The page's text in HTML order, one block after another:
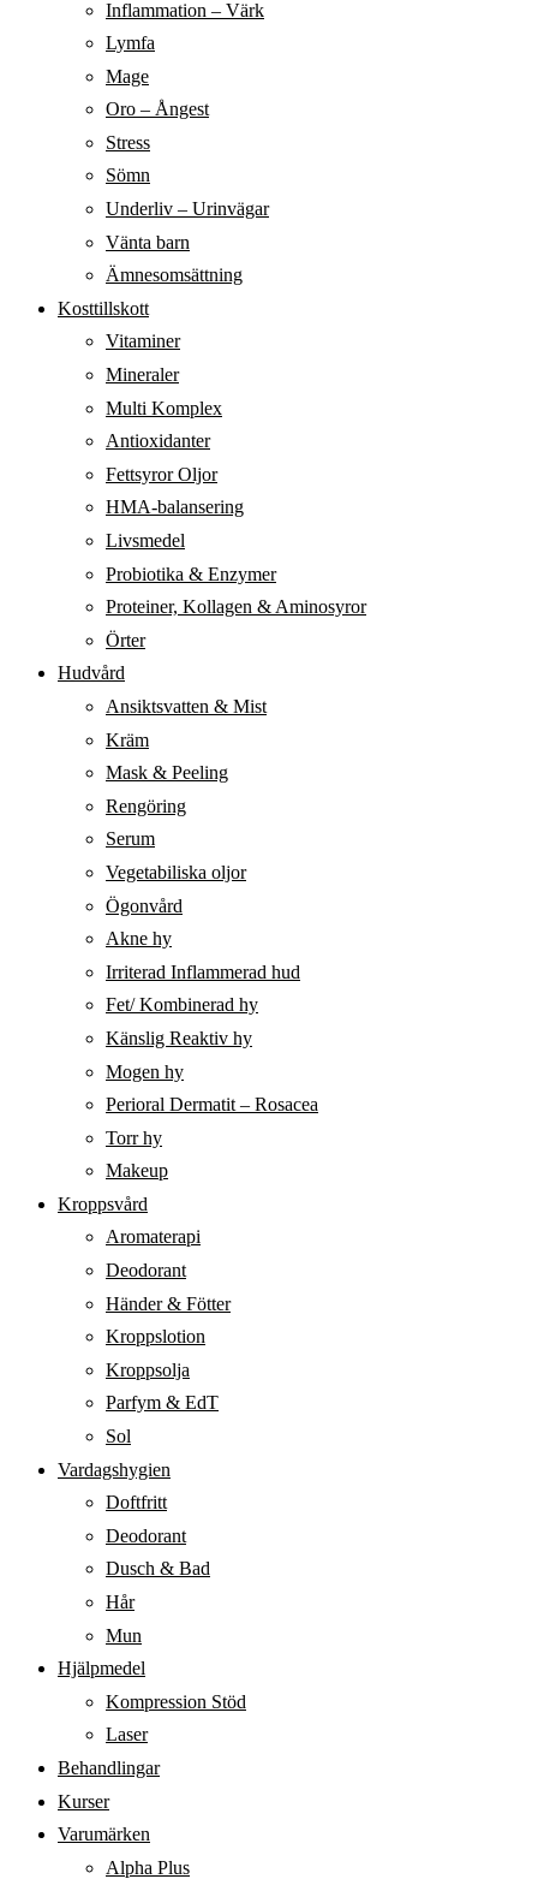
Inflammation – Värk
Lymfa
Mage
Oro – Ångest
Stress
Sömn
Underliv – Urinvägar
Vänta barn
Ämnesomsättning
Kosttillskott
Vitaminer
Mineraler
Multi Komplex
Antioxidanter
Fettsyror Oljor
HMA-balansering
Livsmedel
Probiotika & Enzymer
Proteiner, Kollagen & Aminosyror
Örter
Hudvård
Ansiktsvatten & Mist
Kräm
Mask & Peeling
Rengöring
Serum
Vegetabiliska oljor
Ögonvård
Akne hy
Irriterad Inflammerad hud
Fet/ Kombinerad hy
Känslig Reaktiv hy
Mogen hy
Perioral Dermatit – Rosacea
Torr hy
Makeup
Kroppsvård
Aromaterapi
Deodorant
Händer & Fötter
Kroppslotion
Kroppsolja
Parfym & EdT
Sol
Vardagshygien
Doftfritt
Deodorant
Dusch & Bad
Hår
Mun
Hjälpmedel
Kompression Stöd
Laser
Behandlingar
Kurser
Varumärken
Alpha Plus